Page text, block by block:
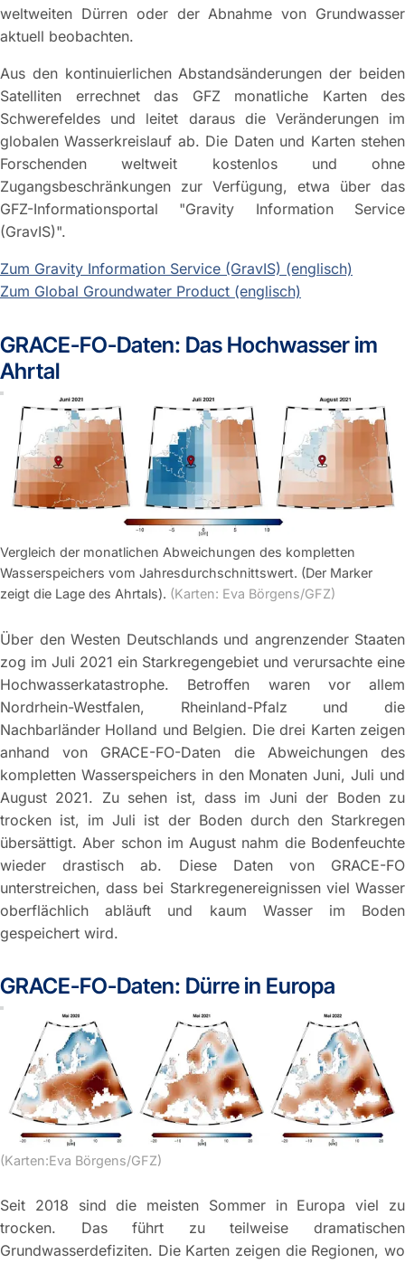
weltweiten Dürren oder der Abnahme von Grundwasser
aktuell beobachten.
Aus den kontinuierlichen Abstandsänderungen der beiden
Satelliten errechnet das GFZ monatliche Karten des
Schwerefeldes und leitet daraus die Veränderungen im
globalen Wasserkreislauf ab. Die Daten und Karten stehen
Forschenden weltweit kostenlos und ohne
Zugangsbeschränkungen zur Verfügung, etwa über das
GFZ-Informationsportal "Gravity Information Service
(GravIS)".
Zum Gravity Information Service (GravIS) (englisch)
Zum Global Groundwater Product (englisch)
GRACE-FO-Daten: Das Hochwasser im
Ahrtal
Vergleich der monatlichen Abweichungen des kompletten
Wasserspeichers vom Jahresdurchschnittswert. (Der Marker
zeigt die Lage des Ahrtals). (Karten: Eva Börgens/GFZ)
Über den Westen Deutschlands und angrenzender Staaten
zog im Juli 2021 ein Starkregengebiet und verursachte eine
Hochwasserkatastrophe. Betroffen waren vor allem
Nordrhein-Westfalen, Rheinland-Pfalz und die
Nachbarländer Holland und Belgien. Die drei Karten zeigen
anhand von GRACE-FO-Daten die Abweichungen des
kompletten Wasserspeichers in den Monaten Juni, Juli und
August 2021. Zu sehen ist, dass im Juni der Boden zu
trocken ist, im Juli ist der Boden durch den Starkregen
übersättigt. Aber schon im August nahm die Bodenfeuchte
wieder drastisch ab. Diese Daten von GRACE-FO
unterstreichen, dass bei Starkregenereignissen viel Wasser
oberflächlich abläuft und kaum Wasser im Boden
gespeichert wird.
GRACE-FO-Daten: Dürre in Europa
(Karten:Eva Börgens/GFZ)
Seit 2018 sind die meisten Sommer in Europa viel zu
trocken. Das führt zu teilweise dramatischen
Grundwasserdefiziten. Die Karten zeigen die Regionen, wo